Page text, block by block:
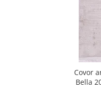
Covor
Bella